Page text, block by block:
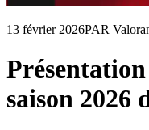
13 février 2026PAR
Présentation
saison 2026